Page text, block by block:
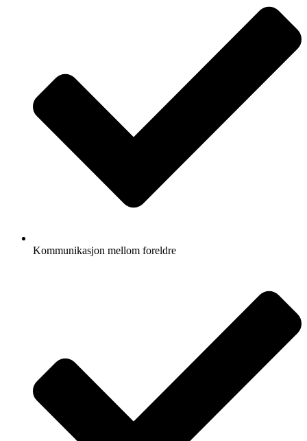
Kommunikasjon mellom foreldre